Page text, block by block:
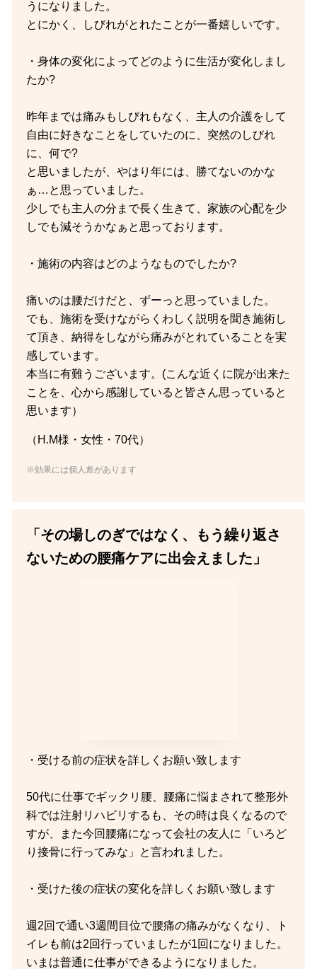
うになりました。
とにかく、しびれがとれたことが一番嬉しいです。
・身体の変化によってどのように生活が変化しまし
たか?
昨年までは痛みもしびれもなく、主人の介護をして
自由に好きなことをしていたのに、突然のしびれ
に、何で?
と思いましたが、やはり年には、勝てないのかな
ぁ…と思っていました。
少しでも主人の分まで長く生きて、家族の心配を少
しでも減そうかなぁと思っております。
・施術の内容はどのようなものでしたか?
痛いのは腰だけだと、ずーっと思っていました。
でも、施術を受けながらくわしく説明を聞き施術し
て頂き、納得をしながら痛みがとれていることを実
感しています。
本当に有難うございます。(こんな近くに院が出来た
ことを、心から感謝していると皆さん思っていると
思います）
（H.M様・女性・70代）
※効果には個人差があります
「その場しのぎではなく、もう繰り返さ
ないための腰痛ケアに出会えました」
・受ける前の症状を詳しくお願い致します
50代に仕事でギックリ腰、腰痛に悩まされて整形外
科では注射リハビリするも、その時は良くなるので
すが、また今回腰痛になって会社の友人に「いろど
り接骨に行ってみな」と言われました。
・受けた後の症状の変化を詳しくお願い致します
週2回で通い3週間目位で腰痛の痛みがなくなり、ト
イレも前は2回行っていましたが1回になりました。
いまは普通に仕事ができるようになりました。